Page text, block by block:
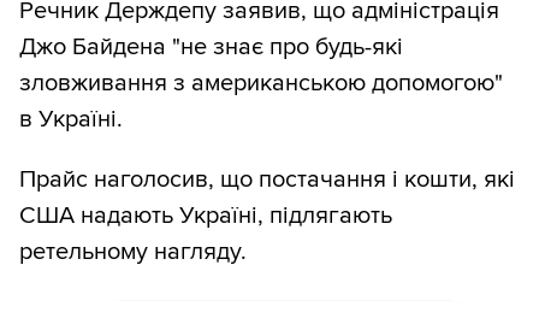
Речник Держдепу заявив, що адміністрація
Джо Байдена "не знає про будь-які
зловживання з американською допомогою"
в Україні.
Прайс наголосив, що постачання і кошти, які
США надають Україні, підлягають
ретельному нагляду.